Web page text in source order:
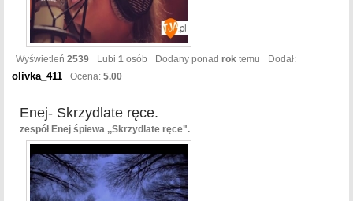
Wyświetleń 2539 Lubi 1 osób Dodany ponad rok temu Dodał:
olivka_411 Ocena: 5.00
Enej- Skrzydlate ręce.
zespół Enej śpiewa ,,Skrzydlate ręce".